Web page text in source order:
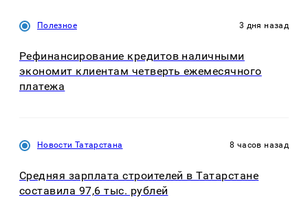
Полезное 3 дня назад
Рефинансирование кредитов наличными
экономит клиентам четверть ежемесячного
платежа
Новости Татарстана 8 часов назад
Средняя зарплата строителей в Татарстане
составила 97,6 тыс. рублей